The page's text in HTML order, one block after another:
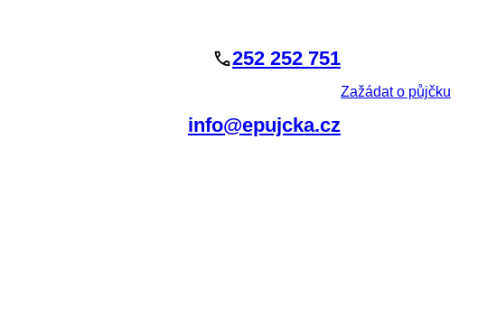
252 252 751
info@epujcka.cz
Zažádat o půjčku